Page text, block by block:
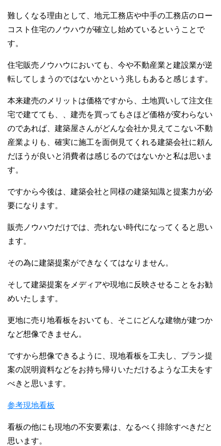
難しくなる理由として、地元工務店や中手の工務店のロー
コスト住宅のノウハウが確立し始めているということで
す。
住宅販売ノウハウにおいても、今や不動産業と建設業が逆
転してしまうのではないかという兆しもあると感じます。
本来建売のメリットは価格ですから、土地買いして注文住
宅で建てても、、建売を買ってもさほど価格が変わらない
のであれば、建築屋さんがどんな会社か見えてこない不動
産業よりも、確実に施工を面倒見てくれる建築会社に頼ん
だほうが良いと消費者は感じるのではないかと私は思いま
す。
ですから今後は、建築会社と同様の建築知識と提案力が必
要になります。
販売ノウハウだけでは、売れない時代になってくると思い
ます。
その為に建築提案ができなくてはなりません。
そして建築提案をメディアや現地に反映させることをお勧
めいたします。
更地に売り地看板をおいても、そこにどんな建物が建つか
など想像できません。
ですから想像できるように、現地看板を工夫し、プラン提
案の説明資料などをお持ち帰りいただけるような工夫をす
べきと思います。
参考現地看板
看板の他にも現地の不安要素は、なるべく排除すべきだと
思います。